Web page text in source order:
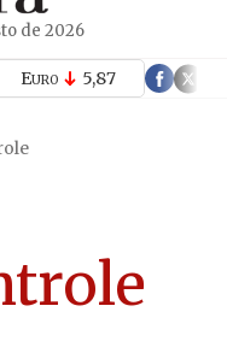
de 2026
Euro 5,87